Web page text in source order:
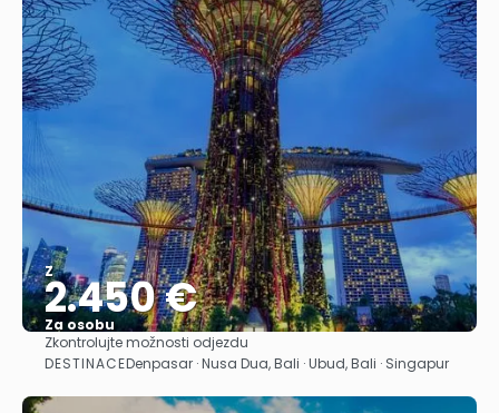
Z
2.450 €
Za osobu
Zobrazit
Zkontrolujte možnosti odjezdu
DESTINACEDenpasar · Nusa Dua, Bali · Ubud, Bali · Singapur